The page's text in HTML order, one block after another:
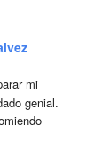
mi
genial.